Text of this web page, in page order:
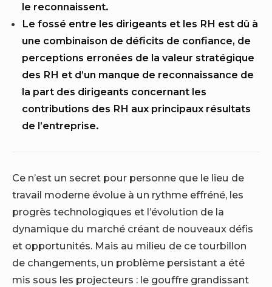
le reconnaissent.
Le fossé entre les dirigeants et les RH est dû à
une combinaison de déficits de confiance, de
perceptions erronées de la valeur stratégique
des RH et d’un manque de reconnaissance de
la part des dirigeants concernant les
contributions des RH aux principaux résultats
de l’entreprise.
Ce n’est un secret pour personne que le lieu de
travail moderne évolue à un rythme effréné, les
progrès technologiques et l’évolution de la
dynamique du marché créant de nouveaux défis
et opportunités. Mais au milieu de ce tourbillon
de changements, un problème persistant a été
mis sous les projecteurs : le gouffre grandissant